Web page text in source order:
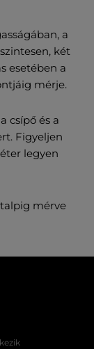
a
két
esetében a
mérje.
csípő és a
Figyeljen
legyen
mérve